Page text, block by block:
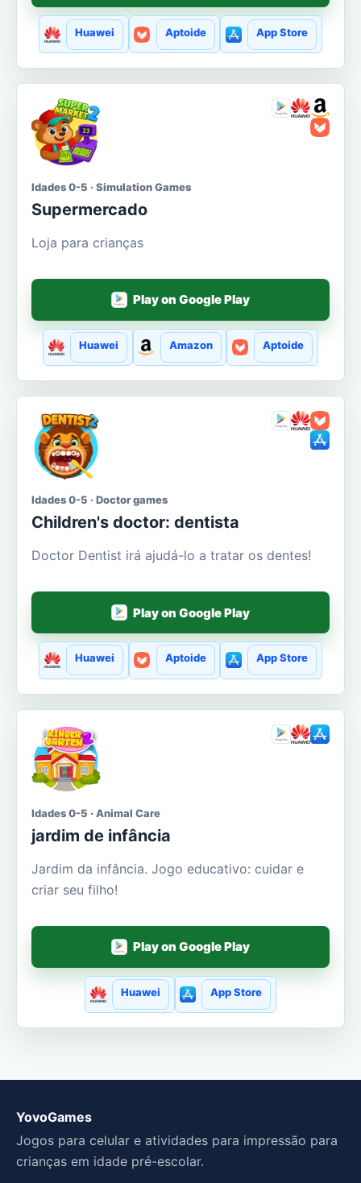
Huawei Aptoide App Store
Idades 0-5 · Simulation Games
Supermercado
Loja para crianças
Play on Google Play
Huawei Amazon Aptoide
Idades 0-5 · Doctor games
Сhildren's doctor: dentista
Doctor Dentist irá ajudá-lo a tratar os dentes!
Play on Google Play
Huawei Aptoide App Store
Idades 0-5 · Animal Care
jardim de infância
Jardim da infância. Jogo educativo: cuidar e
criar seu filho!
Play on Google Play
Huawei App Store
YovoGames
Jogos para celular e atividades para impressão para
crianças em idade pré-escolar.